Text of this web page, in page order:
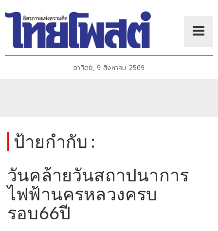
อาทิตย์, 9 สิงหาคม 2569
ป้ายกำกับ :
วันคล้ายวันสถาปนาการ
ไฟฟ้านครหลวงครบ
รอบ66ปี